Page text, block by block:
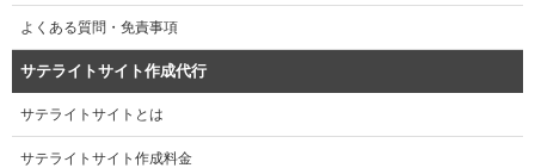
よくある質問・免責事項
サテライトサイト作成代行
サテライトサイトとは
サテライトサイト作成料金